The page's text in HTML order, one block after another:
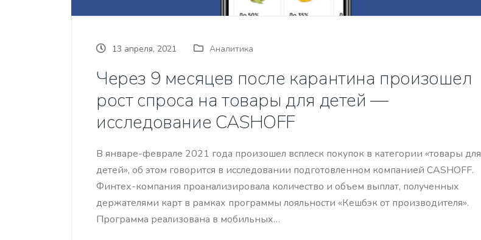
13 апреля, 2021 Аналитика
Через 9 месяцев после карантина произошел
рост спроса на товары для детей —
исследование CASHOFF
В январе-феврале 2021 года произошел всплеск покупок в категории «товары для
детей», об этом говорится в исследовании подготовленном компанией CASHOFF.
Финтех-компания проанализировала количество и объем выплат, полученных
держателями карт в рамках программы лояльности «Кешбэк от производителя».
Программа реализована в мобильных…